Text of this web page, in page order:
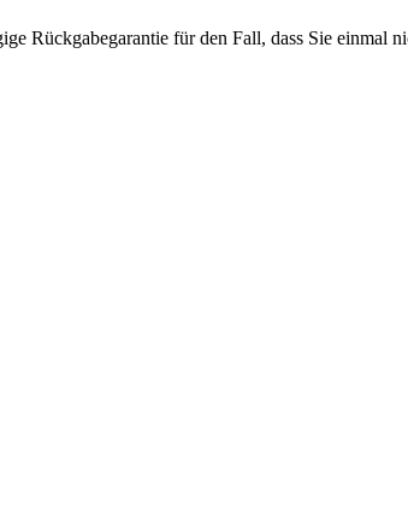
Rückgabegarantie für den Fall, dass Sie einmal